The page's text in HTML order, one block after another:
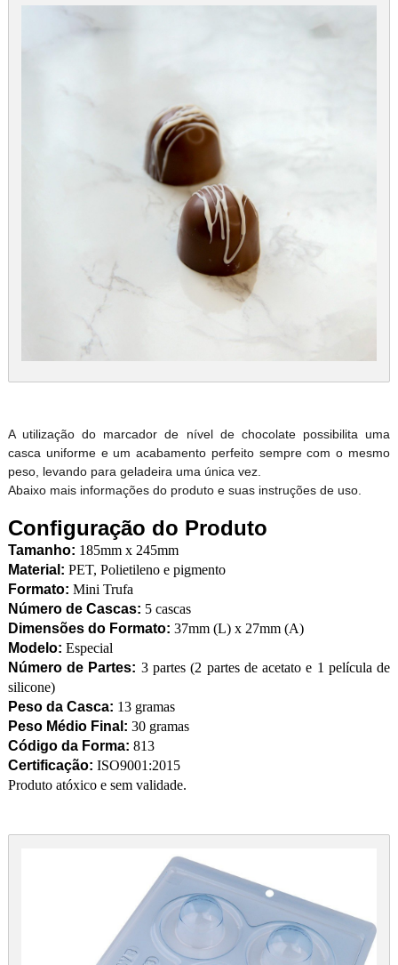
A utilização do marcador de nível de chocolate possibilita uma
casca uniforme e um acabamento perfeito sempre com o mesmo
peso, levando para geladeira uma única vez.
Abaixo mais informações do produto e suas instruções de uso.
Configuração do Produto
Tamanho: 185mm x 245mm
Material: PET, Polietileno e pigmento
Formato: Mini Trufa
Número de Cascas: 5 cascas
Dimensões do Formato: 37mm (L) x 27mm (A)
Modelo: Especial
Número de Partes: 3 partes (2 partes de acetato e 1 película de
silicone)
Peso da Casca: 13 gramas
Peso Médio Final: 30 gramas
Código da Forma: 813
Certificação: ISO9001:2015
Produto atóxico e sem validade.